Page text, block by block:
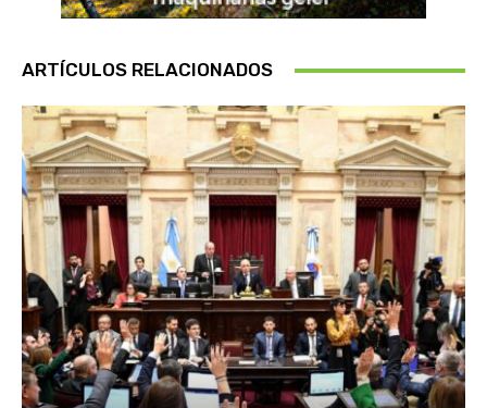
ARTÍCULOS RELACIONADOS